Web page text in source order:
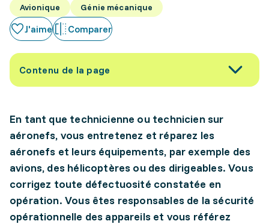
Avionique Génie mécanique
J'aime Comparer
Contenu de la page
En tant que technicienne ou technicien sur
aéronefs, vous entretenez et réparez les
aéronefs et leurs équipements, par exemple des
avions, des hélicoptères ou des dirigeables. Vous
corrigez toute défectuosité constatée en
opération. Vous êtes responsables de la sécurité
opérationnelle des appareils et vous référez